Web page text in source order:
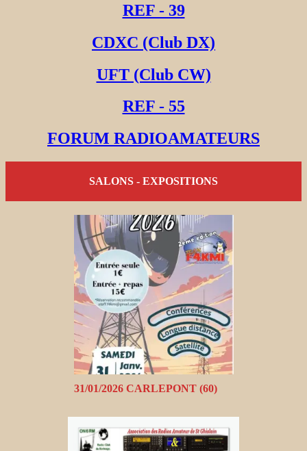
REF - 39
CDXC (Club DX)
UFT (Club CW)
REF - 55
FORUM RADIOAMATEURS
SALONS - EXPOSITIONS
31/01/2026 CARLEPONT (60)